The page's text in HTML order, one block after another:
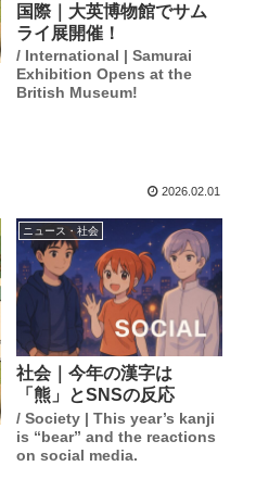
国際｜大英博物館でサム
ライ展開催！
/ International | Samurai
Exhibition Opens at the
British Museum!
2026.02.01
ニュース・社会
社会｜今年の漢字は
「熊」とSNSの反応
/ Society | This year’s kanji
is “bear” and the reactions
on social media.